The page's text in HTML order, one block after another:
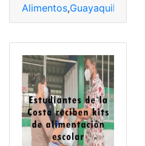
Alimentos,Guayaquil